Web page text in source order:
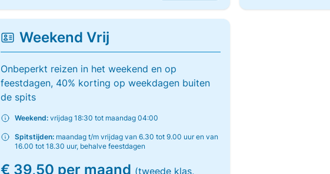
Weekend Vrij
Onbeperkt reizen in het weekend en op
feestdagen, 40% korting op weekdagen buiten
de spits
Weekend: vrijdag 18:30 tot maandag 04:00
Spitstijden: maandag t/m vrijdag van 6.30 tot 9.00 uur en van
16.00 tot 18.30 uur, behalve feestdagen
€ 39,50 per maand (tweede klas,